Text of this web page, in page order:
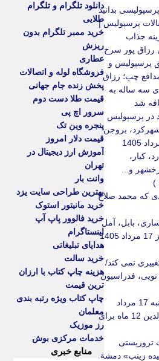
بدانید
پرسپولیس |
جذاب
رزاق پور سرخ
پرسپولیس و
چپ؛ رزاق
سه ساله به
شد
در پرسپولیس
بروجن
و لردگان امروز 17 مرداد 1405
کیار،
و...
)
که محمد صلاح
بابل، آمل
و قائمشهر بابل امروز 17 مرداد 1405
نمی کند/
فدراسیون
فال شمع امروز شنبه 17 مرداد
1405 | فال شمع متولدین 12 ماه برای
تروریستی
زینب» دمشق
دانلود تلگرام و تلگرام
طلایی
خرید ممبر تلگرام بدون
ریزش
عطاری
فروشگاه لوله و اتصالات
پخش زنده جام جهانی
قیمت طلا دست دوم
سرور اچ پی
پنجره وین تک
قیمت دلار امروز
آموزش ارز دیجیتال در
تهران
وانت بار
بهترین طراحی سایت یزد
خرید مانیتور استوک
خرید فالوور پاپ آپ
اینستاگرام
هدایای تبلیغاتی
خرید سالت
هزینه چاپ کتاب با ارزان
ترین قیمت
چاپ کتاب ویژه رتبه بندی
معلمان
رز موزیک
خدمات مرکزی بوش
منابع خبری